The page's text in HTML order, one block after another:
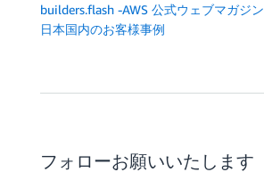
builders.flash -AWS 公式ウェブマガジン
日本国内のお客様事例
フォローお願いいたします